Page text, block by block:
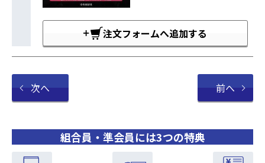
組合員・準会員には3つの特典
注文フォームへ追加する
次へ 前へ